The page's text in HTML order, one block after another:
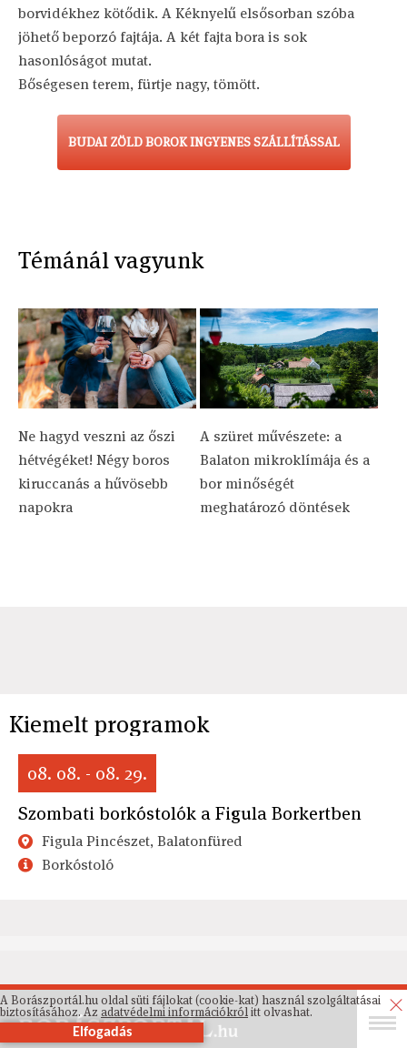
borvidékhez kötődik. A Kéknyelű elsősorban szóba
jöhető beporzó fajtája. A két fajta bora is sok
hasonlóságot mutat.
Bőségesen terem, fürtje nagy, tömött.
BUDAI ZÖLD BOROK INGYENES SZÁLLÍTÁSSAL
Témánál vagyunk
Ne hagyd veszni az őszi
hétvégéket! Négy boros
kiruccanás a hűvösebb
napokra
A szüret művészete: a
Balaton mikroklímája és a
bor minőségét
meghatározó döntések
Kiemelt programok
08. 08. - 08. 29.
Szombati borkóstolók a Figula Borkertben
Figula Pincészet, Balatonfüred
Borkóstoló
A Borászportál.hu oldal süti fájlokat (cookie-kat) használ szolgáltatásai
biztosításához. Az adatvédelmi információkrólitt olvashat.
Elfogadás